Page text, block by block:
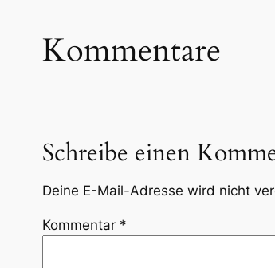
Kommentare
Schreibe einen
Deine E-Mail-Adresse wird nicht
Kommentar *